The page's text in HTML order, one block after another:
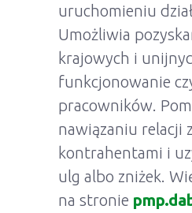
uruchomieniu
Umożliwia
krajowych i
funkcjonowanie
pracowników.
nawiązaniu relacji z
kontrahentami i
ulg albo zniżek.
na stronie